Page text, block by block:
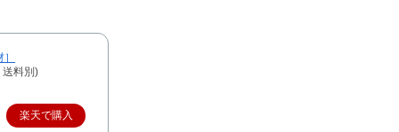
料別)
楽天で購入